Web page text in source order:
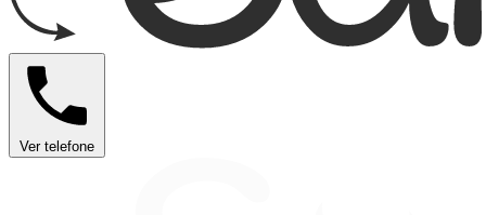
Ver telefone